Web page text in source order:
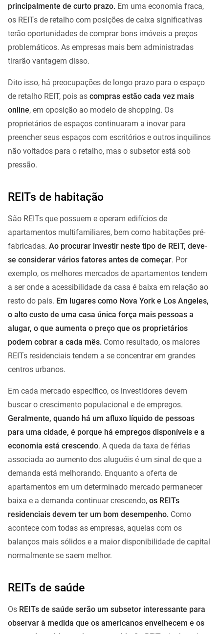
principalmente de curto prazo. Em uma economia fraca,
os REITs de retalho com posições de caixa significativas
terão oportunidades de comprar bons imóveis a preços
problemáticos. As empresas mais bem administradas
tirarão vantagem disso.
Dito isso, há preocupações de longo prazo para o espaço
de retalho REIT, pois as compras estão cada vez mais
online, em oposição ao modelo de shopping. Os
proprietários de espaços continuaram a inovar para
preencher seus espaços com escritórios e outros inquilinos
não voltados para o retalho, mas o subsetor está sob
pressão.
REITs de habitação
São REITs que possuem e operam edifícios de
apartamentos multifamiliares, bem como habitações pré-
fabricadas. Ao procurar investir neste tipo de REIT, deve-
se considerar vários fatores antes de começar. Por
exemplo, os melhores mercados de apartamentos tendem
a ser onde a acessibilidade da casa é baixa em relação ao
resto do país. Em lugares como Nova York e Los Angeles,
o alto custo de uma casa única força mais pessoas a
alugar, o que aumenta o preço que os proprietários
podem cobrar a cada mês. Como resultado, os maiores
REITs residenciais tendem a se concentrar em grandes
centros urbanos.
Em cada mercado específico, os investidores devem
buscar o crescimento populacional e de empregos.
Geralmente, quando há um afluxo líquido de pessoas
para uma cidade, é porque há empregos disponíveis e a
economia está crescendo. A queda da taxa de férias
associada ao aumento dos aluguéis é um sinal de que a
demanda está melhorando. Enquanto a oferta de
apartamentos em um determinado mercado permanecer
baixa e a demanda continuar crescendo, os REITs
residenciais devem ter um bom desempenho. Como
acontece com todas as empresas, aquelas com os
balanços mais sólidos e a maior disponibilidade de capital
normalmente se saem melhor.
REITs de saúde
Os REITs de saúde serão um subsetor interessante para
observar à medida que os americanos envelhecem e os